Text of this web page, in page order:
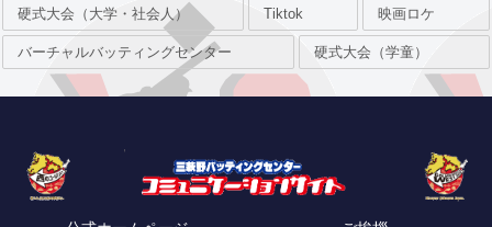
硬式大会（大学・社会人） Tiktok 映画ロケ
バーチャルバッティングセンター 硬式大会（学童）